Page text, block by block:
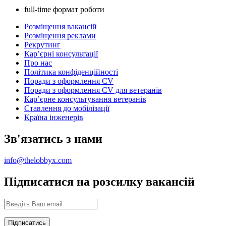
full-time формат роботи
Розміщення вакансій
Розміщення реклами
Рекрутинг
Карʼєрні консультації
Про нас
Політика конфіденційності
Поради з оформлення CV
Поради з оформлення CV для ветеранів
Карʼєрне консультування ветеранів
Ставлення до мобілізації
Країна інженерів
Зв'язатись з нами
info@thelobbyx.com
Підписатися на розсилку вакансій